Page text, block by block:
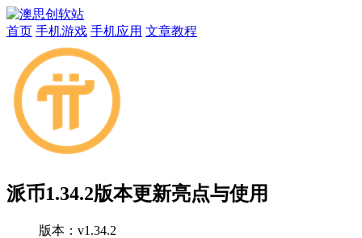
首页 手机游戏 手机应用 文章教程
派币1.34.2版本更新亮点与使用
版本： v1.34.2